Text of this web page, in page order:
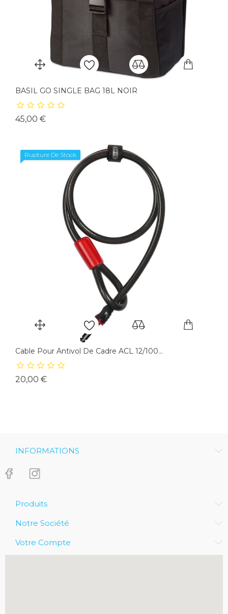
BASIL GO SINGLE BAG 18L NOIR
45,00 €Prix
Rupture De Stock
Cable Pour Antivol De Cadre ACL 12/100...
20,00 €Prix
INFORMATIONS
Produits
Notre Société
Votre Compte